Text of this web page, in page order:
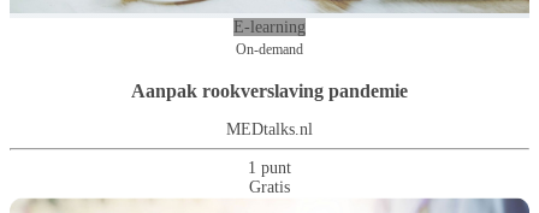
E-learning
On-demand
Aanpak rookverslaving pandemie
MEDtalks.nl
1 punt
Gratis